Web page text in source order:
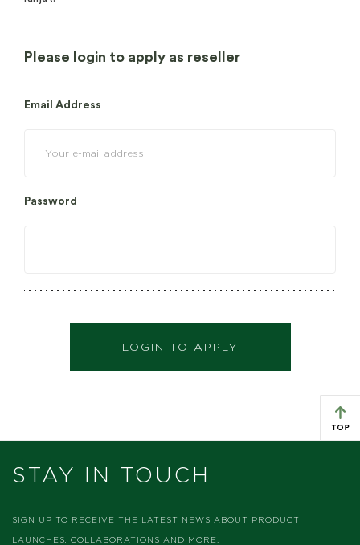
Please login to apply as reseller
Email Address
Password
LOGIN TO APPLY
STAY IN TOUCH
SIGN UP TO RECEIVE THE LATEST NEWS ABOUT PRODUCT
LAUNCHES, COLLABORATIONS AND MORE.